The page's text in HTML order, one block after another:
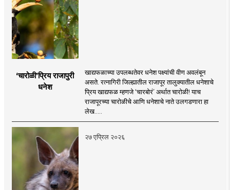
‘चारोळी‌’प्रिय राजापुरी
धनेश
खाद्यफळाच्या उपलब्धतेवर धनेश पक्ष्यांची वीण अवलंबून
असते. रत्नागिरी जिल्ह्यातील राजापूर तालुक्यातील धनेशाचे
प्रिय खाद्यफळ म्हणजे ‌‘चारबोरं‌’ अर्थात चारोळी! याच
राजापूरच्या चारोळीचे आणि धनेशाचे नाते उलगडणारा हा
लेख.....
२७ एप्रिल २०२६